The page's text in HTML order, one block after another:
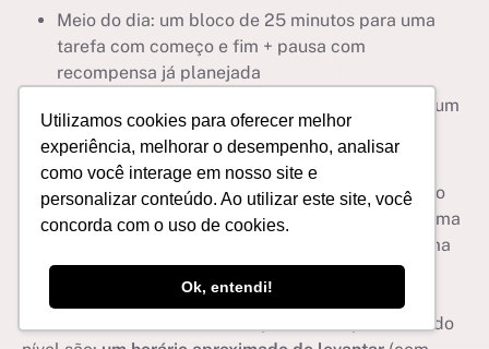
Utilizamos cookies para oferecer melhor
experiência, melhorar o desempenho, analisar
como você interage em nosso site e
personalizar conteúdo. Ao utilizar este site, você
concorda com o uso de cookies.
Ok, entendi!
Meio do dia: um bloco de 25 minutos para uma
tarefa com começo e fim + pausa com
recompensa já planejada
Tarde ou noite: revisão gentil do dia + planejar um
passo pequeno para amanhã
O objetivo do nível muito baixo é só um: atravessar o
dia com dignidade. Quando estamos enfrentando uma
depressão grave, tomar banho, comer e sair da cama
são grandes conquistas.
As duas âncoras com mais impacto, independente do